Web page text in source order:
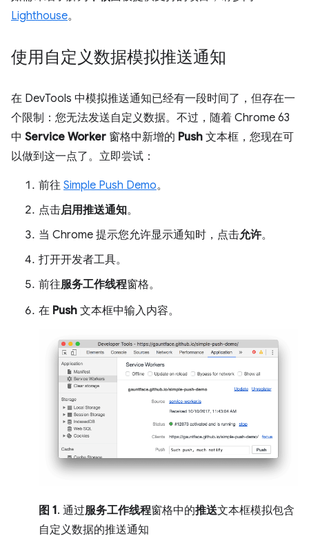
Lighthouse。
使用自定义数据模拟推送通知
在 DevTools 中模拟推送通知已经有一段时间了，但存在一
个限制：您无法发送自定义数据。不过，随着 Chrome 63
中 Service Worker 窗格中新增的 Push 文本框，您现在可
以做到这一点了。立即尝试：
前往 Simple Push Demo。
点击启用推送通知。
当 Chrome 提示您允许显示通知时，点击允许。
打开开发者工具。
前往服务工作线程窗格。
在 Push 文本框中输入内容。
图 1. 通过服务工作线程窗格中的推送文本框模拟包含
自定义数据的推送通知